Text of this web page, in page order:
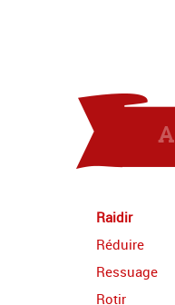
A
Raidir
Réduire
Ressuage
Rotir